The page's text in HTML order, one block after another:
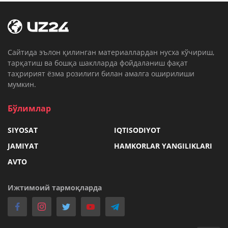
Cайтида эълон қилинган материаллардан нусха кўчириш,
тарқатиш ва бошқа шаклларда фойдаланиш фақат
таҳририят ёзма розилиги билан амалга оширилиши
мумкин.
Бўлимлар
SIYOSAT
IQTISODIYOT
JAMIYAT
HAMKORLAR YANGILIKLARI
AVTO
Ижтимоий тармоқларда